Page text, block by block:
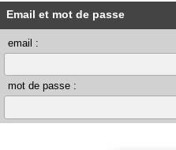
Email et mot de passe
email :
mot de passe :